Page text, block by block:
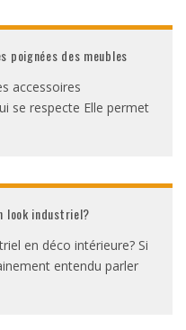
poignées des meubles
accessoires
se respecte Elle permet
look industriel?
en déco intérieure? Si
entendu parler